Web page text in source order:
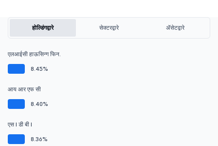
होल्डिंगद्वारे सेक्टरद्वारे ॲसेटद्वारे
एलआईसी हाऊसिन्ग फिन.
8.45%
आय आर एफ सी
8.40%
एस I डी बी I
8.36%